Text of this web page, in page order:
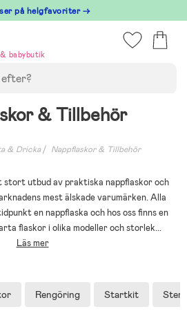
på helgfavoriter →
babybutik
& Tillbehör
& Dricka Nappflaskor & Tillbehör
stort utbud av praktiska nappflaskor och
mest älskade varumärken. Alla
en nappflaska och hos oss finns en
flaskor i olika modeller och storlek...
Läs mer
Rengöring Startkit